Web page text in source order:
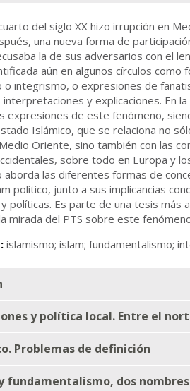
del siglo XX hizo irrupción en
una nueva forma de
la de sus adversarios con el
aún en algunos círculos como
o integrismo, o expresiones de
y explicaciones. En la
expresiones de este fenómeno,
Islámico, que se relaciona no
Oriente, sino también con las
sobre todo en Europa y
las diferentes formas de
político, junto a sus implicancias
políticas. Es parte de una tesis más
mirada del PTS sobre este
islamismo; islam; fundamentalismo;
y política local. Entre el
Problemas de definición
fundamentalismo, dos